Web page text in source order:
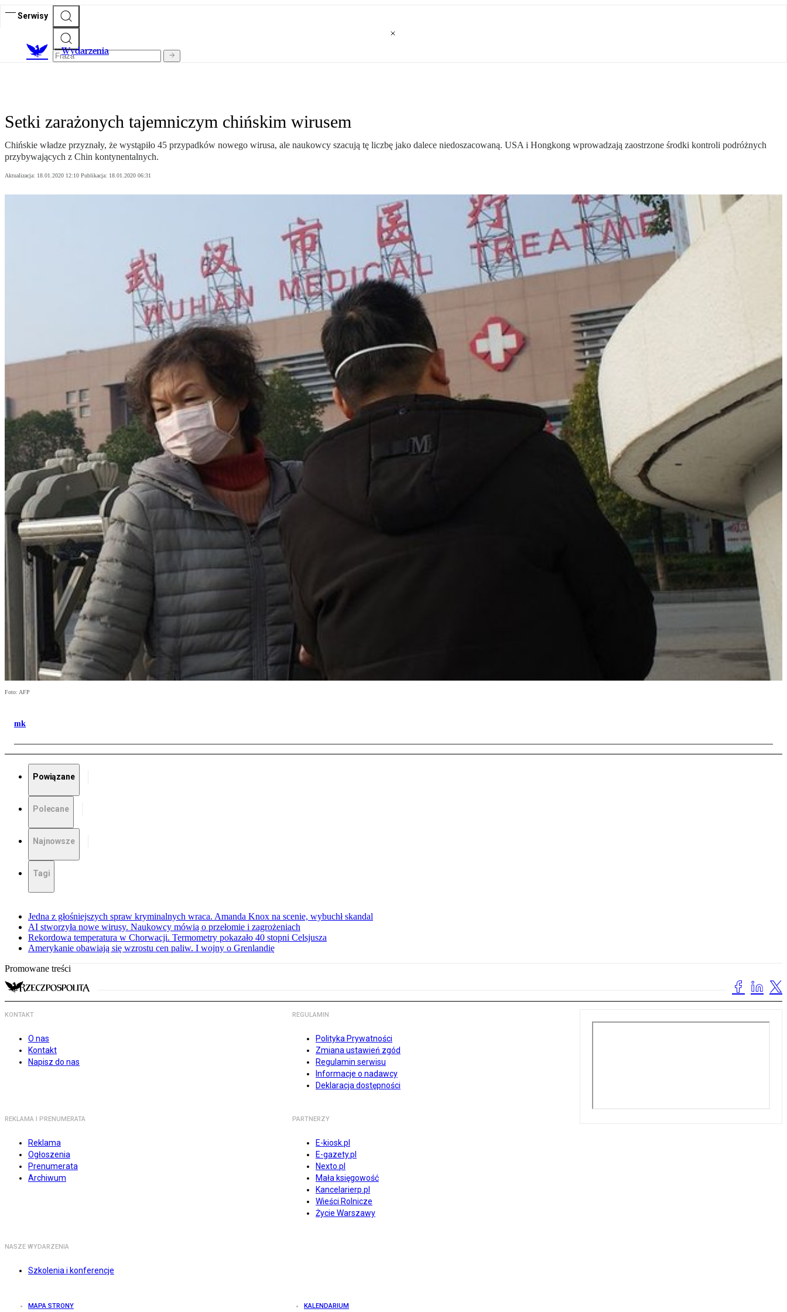
Serwisy
Wydarzenia
Setki zarażonych tajemniczym chińskim wirusem
Chińskie władze przyznały, że wystąpiło 45 przypadków nowego wirusa, ale naukowcy szacują tę liczbę jako dalece niedoszacowaną. USA i Hongkong wprowadzają zaostrzone środki kontroli podróżnych
przybywających z Chin kontynentalnych.
Aktualizacja: 18.01.2020 12:10 Publikacja: 18.01.2020 06:31
Foto: AFP
mk
Powiązane
Polecane
Najnowsze
Tagi
Jedna z głośniejszych spraw kryminalnych wraca. Amanda Knox na scenie, wybuchł skandal
AI stworzyła nowe wirusy. Naukowcy mówią o przełomie i zagrożeniach
Rekordowa temperatura w Chorwacji. Termometry pokazało 40 stopni Celsjusza
Amerykanie obawiają się wzrostu cen paliw. I wojny o Grenlandię
Promowane treści
KONTAKT
O nas
Kontakt
Napisz do nas
REGULAMIN
Polityka Prywatności
Zmiana ustawień zgód
Regulamin serwisu
Informacje o nadawcy
Deklaracja dostępności
REKLAMA I PRENUMERATA
Reklama
Ogłoszenia
Prenumerata
Archiwum
PARTNERZY
E-kiosk.pl
E-gazety.pl
Nexto.pl
Mała księgowość
Kancelarierp.pl
Wieści Rolnicze
Życie Warszawy
NASZE WYDARZENIA
Szkolenia i konferencje
MAPA STRONY KALENDARIUM